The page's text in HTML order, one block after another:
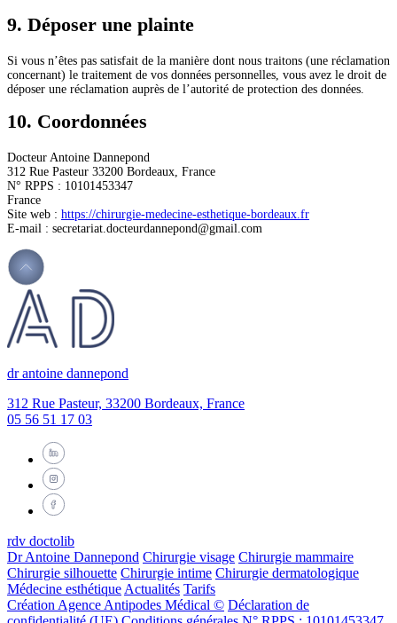
9. Déposer une plainte
Si vous n’êtes pas satisfait de la manière dont nous traitons (une réclamation
concernant) le traitement de vos données personnelles, vous avez le droit de
déposer une réclamation auprès de l’autorité de protection des données.
10. Coordonnées
Docteur Antoine Dannepond
312 Rue Pasteur 33200 Bordeaux, France
N° RPPS : 10101453347
France
Site web : https://chirurgie-medecine-esthetique-bordeaux.fr
E-mail : secretariat.docteurdannepond@gmail.com
dr antoine dannepond
312 Rue Pasteur, 33200 Bordeaux, France
05 56 51 17 03
rdv doctolib
Dr Antoine Dannepond Chirurgie visage Chirurgie mammaire
Chirurgie silhouette Chirurgie intime Chirurgie dermatologique
Médecine esthétique Actualités Tarifs
Création Agence Antipodes Médical © Déclaration de